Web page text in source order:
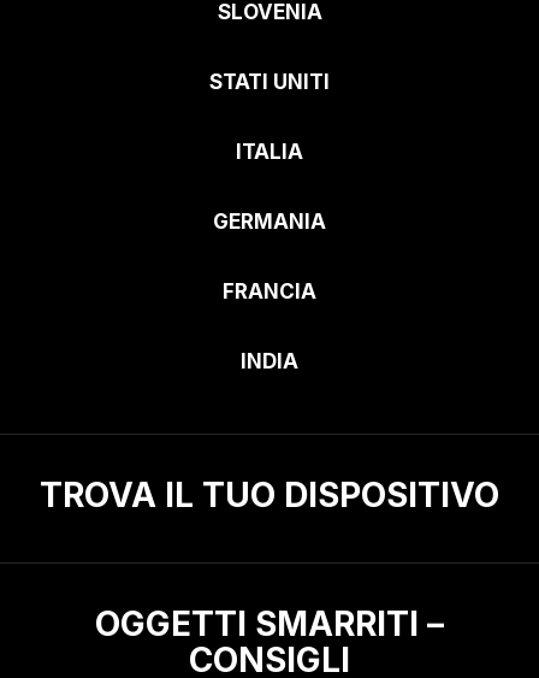
SLOVENIA
STATI UNITI
ITALIA
GERMANIA
FRANCIA
INDIA
TROVA IL TUO DISPOSITIVO
OGGETTI SMARRITI –
CONSIGLI